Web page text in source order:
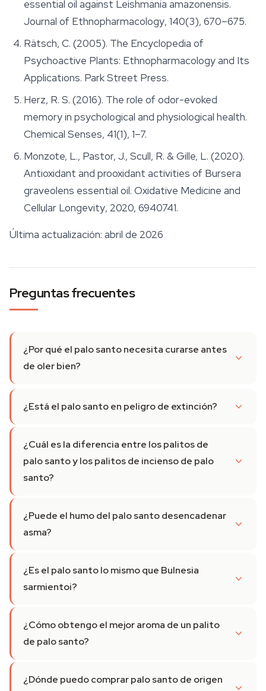
essential oil against Leishmania amazonensis.
Journal of Ethnopharmacology, 140(3), 670–675.
Rätsch, C. (2005). The Encyclopedia of
Psychoactive Plants: Ethnopharmacology and Its
Applications. Park Street Press.
Herz, R. S. (2016). The role of odor-evoked
memory in psychological and physiological health.
Chemical Senses, 41(1), 1–7.
Monzote, L., Pastor, J., Scull, R. & Gille, L. (2020).
Antioxidant and prooxidant activities of Bursera
graveolens essential oil. Oxidative Medicine and
Cellular Longevity, 2020, 6940741.
Última actualización: abril de 2026
Preguntas frecuentes
¿Por qué el palo santo necesita curarse antes
de oler bien?
¿Está el palo santo en peligro de extinción?
¿Cuál es la diferencia entre los palitos de
palo santo y los palitos de incienso de palo
santo?
¿Puede el humo del palo santo desencadenar
asma?
¿Es el palo santo lo mismo que Bulnesia
sarmientoi?
¿Cómo obtengo el mejor aroma de un palito
de palo santo?
¿Dónde puedo comprar palo santo de origen